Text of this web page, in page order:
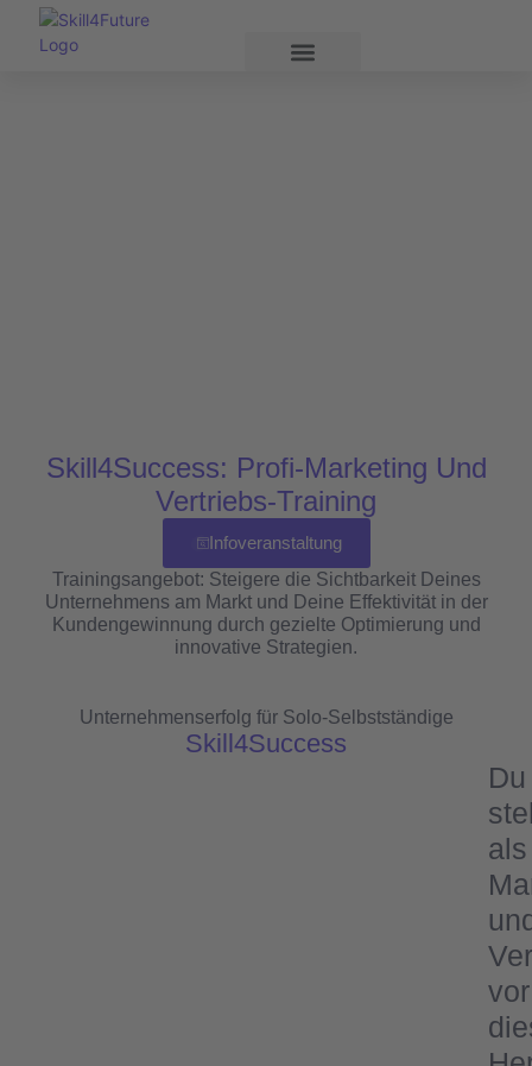
Skill4Success: Profi-Marketing Und
Vertriebs-Training
Infoveranstaltung
Trainingsangebot: Steigere die Sichtbarkeit Deines
Unternehmens am Markt und Deine Effektivität in der
Kundengewinnung durch gezielte Optimierung und
innovative Strategien.
Unternehmenserfolg für Solo-Selbstständige
Skill4Success
Du
als
vor